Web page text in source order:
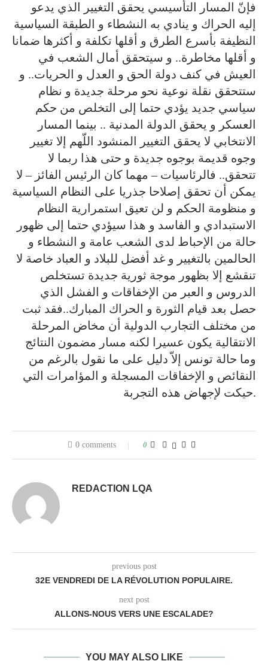
فإنّ المسار التأسيسي يحقق التغيير الذي يدعو
إليه الحراك و ينادي به النشطاء و الطبقة السياسية
النظيفة بأسرع الطرق و أقلها تكلفة و أكثرها ضمانا
و أقلها مخاطرة.. و سيتحقق أمال الشعب في
العيش في كنف دولة الحق و العدل و الحريات.. و
ستتحقق نقلة نوعية نحو مرحلة جديدة و نظام
سياسي جديد يؤدي حتما إلى التخلص من حكم
العسكر و يحقق الدولة المدنية .. بينما المسار
الانتخابي لا يحقق التغيير المنشود اللّهم إلا تغيير
وجوه قديمة بوجوه جديدة و حتى هذا ربما لا
تتحقق.. فالرئاسيات – مهما كان الرئيس الفائز – لا
يمكن أن تحقق إصلاحا جذريا على النظام السياسية
و منظومة الحكم و لن تعيق استمرارية النظام
الاستبدادي و الفاسد و هذا سيؤدي حتما إلى ظهور
حالة من الإحباط لدى الشعب عامة و النشطاء و
الحالمين بالتغيير و غد أفضل للبلاد و العباد خاصة لا
تنقشع إلا بظهور موجة ثورية جديدة تستخلص
الدروس و العبر من الإخفاقات و الفشل الذي
حصل بعد قيام الثورة و الحراك المبارك..فقد ثبت
من مختلف التجارب الدولية أن مخاض المرحلة
الانتقالية يكون عسيرا لكنه مسار مضمون النتائج
وما حالة تونس إلاّ دليل على ما نقول بالرغم من
النقائص و الإخفاقات المسجلة و المؤامرات التي
حيكت لإجهاض هذه التجربة.
0 comments 0
REDACTION LQA
previous post
32E VENDREDI DE LA RÉVOLUTION POPULAIRE.
next post
ALLONS-NOUS VERS UNE ESCALADE?
YOU MAY ALSO LIKE